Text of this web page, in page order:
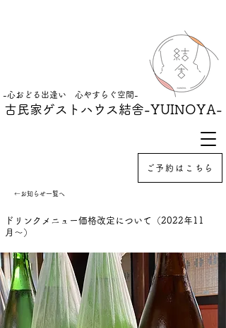
-心おどる出逢い 心やすらぐ空間-
古民家ゲストハウス結舎-YUINOYA-
ご予約はこちら
←お知らせ一覧へ
ドリンクメニュー価格改定について（2022年11
月〜）